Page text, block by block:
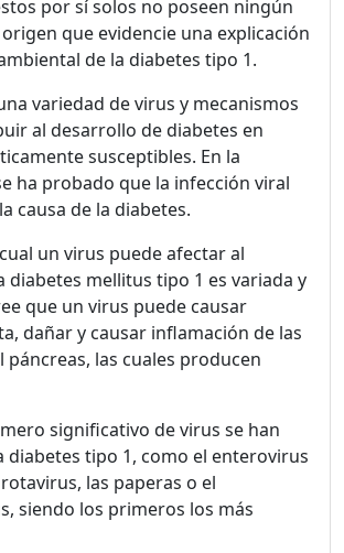
por sí solos no poseen ningún
que evidencie una explicación
de la diabetes tipo 1.
variedad de virus y mecanismos
al desarrollo de diabetes en
susceptibles. En la
ha probado que la infección viral
causa de la diabetes.
un virus puede afectar al
diabetes mellitus tipo 1 es variada y
que un virus puede causar
dañar y causar inflamación de las
páncreas, las cuales producen
significativo de virus se han
diabetes tipo 1, como el enterovirus
las paperas o el
siendo los primeros los más